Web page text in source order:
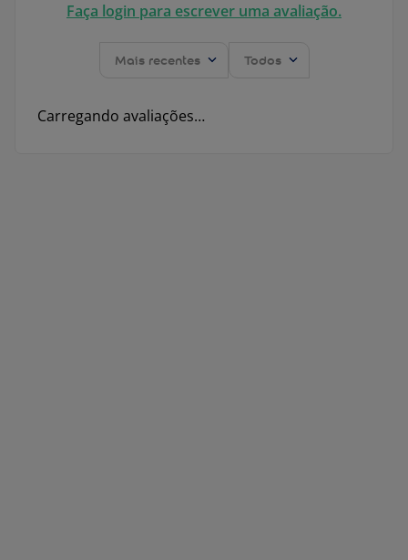
Faça login para escrever uma avaliação.
Mais recentes Todos
Carregando avaliações…